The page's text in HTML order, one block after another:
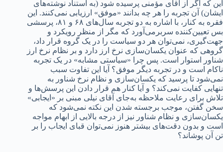
این که اگر از آقای مؤمنی پرسیده شود (به استناد نوشته‌های
ایشان) آن تجربه را هر چه بدانند «موفق» ارزیابی نمی‌کنند. این
فقره به کنار، با اشاره به دو تجربه سال‌های ۶۸ و ۸۱، پرسشی
بس تعیین‌کننده سربرمی‌آورد که مگر از منظر رویکرد و
جهت‌گیری، نمی‌توان هر دو سیاست را در یک گروه قرار داد،
گروهی که عنوان یکسان‌سازی نرخ ارز دارد و بر نظام نرخ ارز
شناور استوار است. پس چرا «سیاستی مشابه» در یک تجربه
ناکام است و در تجربه دیگر موفق؟ آیا این تفاوت سبب
نمی‌شود تا پرسید که یکسان‌سازی و نظام نرخ شناور به
تنهایی کفایت نمی‌کند؟ و آیا کنار هم قرار دادن این پرسش‌ها و
تلاش برای رعایت ملاحظه به‌جای آقای نیلی مبنی بر «ایجابی»
سخن گفتن، موجب برجسته شدن این نکته نمی‌شود که
یکسان‌سازی و نظام شناور نیز از درجه‌ بالایی از ابهام مواجه
است و بدون دقت‌های بیشتر هنوز نمی‌توان قبای ایجاب را بر
تن آن پوشاند؟